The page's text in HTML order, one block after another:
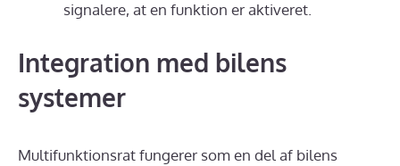
signalere, at en funktion er aktiveret.
Integration med bilens
systemer
Multifunktionsrat fungerer som en del af bilens